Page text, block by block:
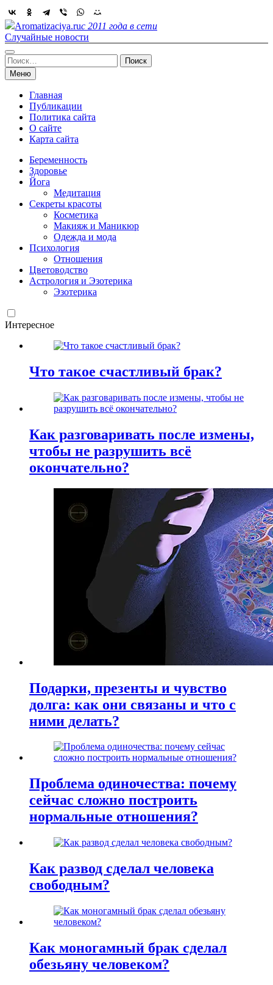
Skip
to
content
Aromatizaciya.ruс 2011 года в сети
Случайные новости
Найти:
Меню
Главная
Публикации
Политика сайта
О сайте
Карта сайта
Беременность
Здоровье
Йога
Медитация
Секреты красоты
Косметика
Макияж и Маникюр
Одежда и мода
Психология
Отношения
Цветоводство
Астрология и Эзотерика
Эзотерика
Интересное
Что такое счастливый брак?
Как разговаривать после измены,
чтобы не разрушить всё
окончательно?
Подарки, презенты и чувство
долга: как они связаны и что с
ними делать?
Проблема одиночества: почему
сейчас сложно построить
нормальные отношения?
Как развод сделал человека
свободным?
Как моногамный брак сделал
обезьяну человеком?